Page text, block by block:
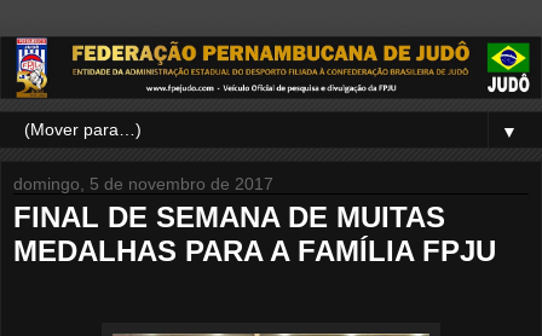
▼
domingo, 5 de novembro de 2017
FINAL DE SEMANA DE MUITAS
MEDALHAS PARA A FAMÍLIA FPJU